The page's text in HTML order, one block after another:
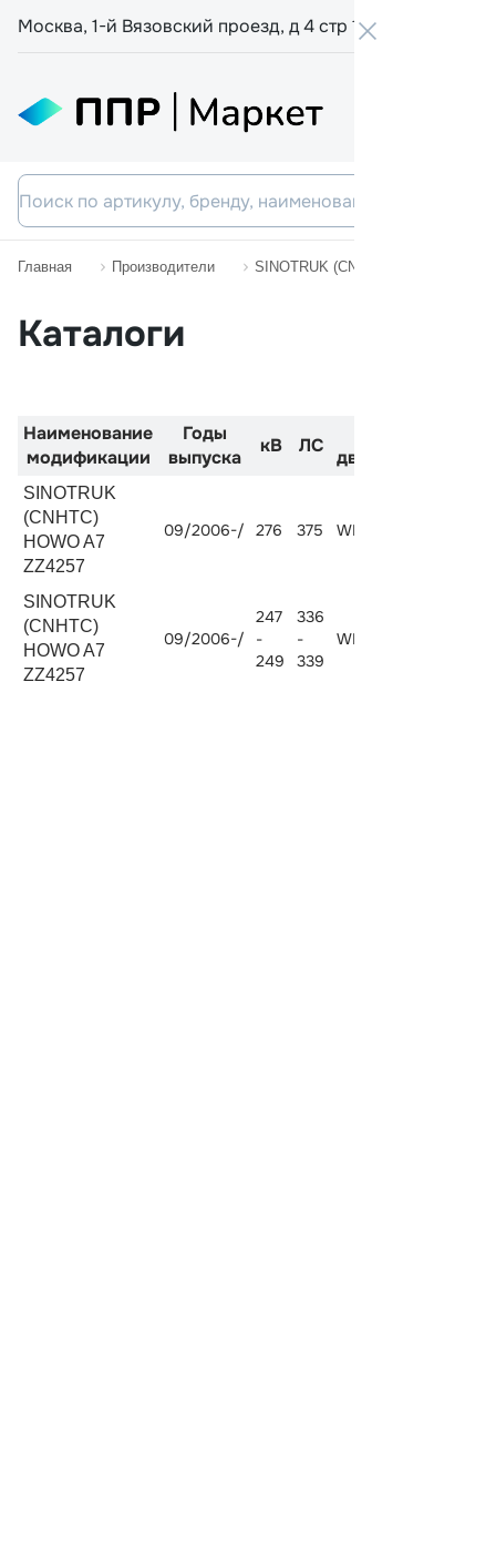
Москва, 1-й Вязовский проезд, д 4 стр 19
Главная Производители SINOTRUK (CNHTC)
Каталоги
Наименование
модификации
Годы
выпуска
кВ ЛС
двигателя
SINOTRUK
(CNHTC)
HOWO A7
ZZ4257
09/2006-/ 276 375 WD 615.96
SINOTRUK
(CNHTC)
HOWO A7
ZZ4257
09/2006-/
247
-
249
336
-
339
WD 615.95